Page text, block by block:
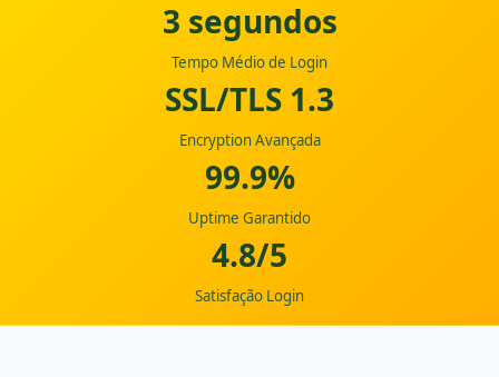
3 segundos
Tempo Médio de Login
SSL/TLS 1.3
Encryption Avançada
99.9%
Uptime Garantido
4.8/5
Satisfação Login